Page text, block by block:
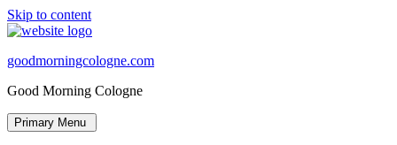
Skip to content
goodmorningcologne.com
Good Morning Cologne
Primary Menu